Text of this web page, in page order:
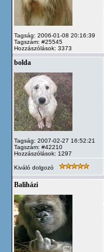
Tagság: 2006-01-08 20:16:39
Tagszám: #25545
Hozzászólások: 3373
bolda
Tagság: 2007-02-27 16:52:21
Tagszám: #42210
Hozzászólások: 1297
Kiváló dolgozó
Baliházi